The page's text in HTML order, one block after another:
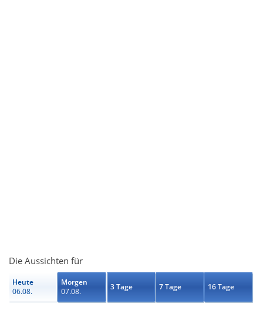
Die Aussichten für
Heute
06.08.
Morgen
07.08.
3 Tage 7 Tage 16 Tage